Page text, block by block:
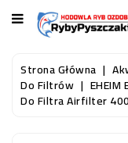
KATEGORIA
STRONA
GŁÓWNA
Strona Główna
Do Filtrów
Do Filtra Airfilter